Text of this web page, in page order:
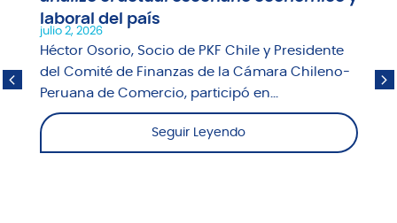
laboral del país
julio 2, 2026
Héctor Osorio, Socio de PKF Chile y Presidente
del Comité de Finanzas de la Cámara Chileno-
Peruana de Comercio, participó en...
Seguir Leyendo